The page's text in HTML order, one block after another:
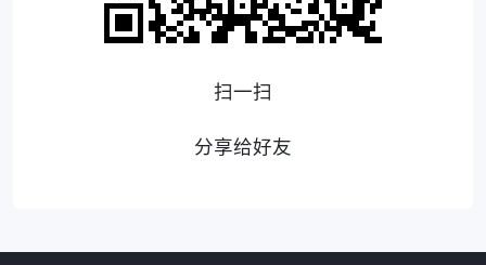
扫一扫
分享给好友